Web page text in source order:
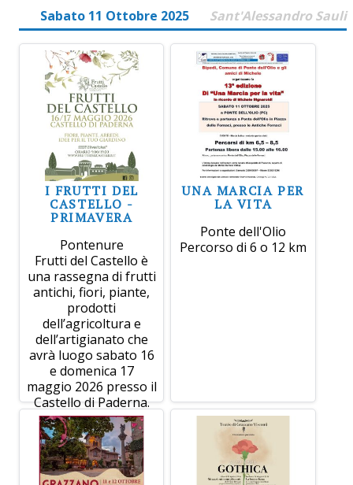
Sabato 11 Ottobre 2025 Sant'Alessandro Sauli
I FRUTTI DEL
CASTELLO -
PRIMAVERA
Pontenure
Frutti del Castello è
una rassegna di frutti
antichi, fiori, piante,
prodotti
dell’agricoltura e
dell’artigianato che
avrà luogo sabato 16
e domenica 17
maggio 2026 presso il
Castello di Paderna.
UNA MARCIA PER
LA VITA
Ponte dell'Olio
Percorso di 6 o 12 km